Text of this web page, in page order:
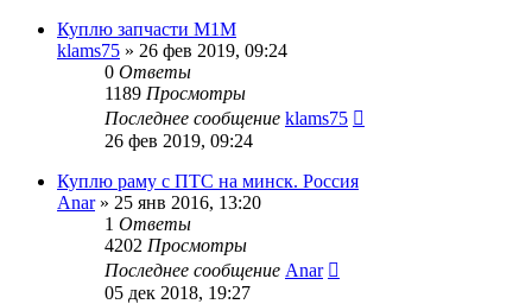
Куплю запчасти М1М
klams75 » 26 фев 2019, 09:24
0 Ответы
1189 Просмотры
Последнее сообщение klams75
26 фев 2019, 09:24
Куплю раму с ПТС на минск. Россия
Anar» 25 янв 2016, 13:20
1 Ответы
4202 Просмотры
Последнее сообщение Anar
05 дек 2018, 19:27